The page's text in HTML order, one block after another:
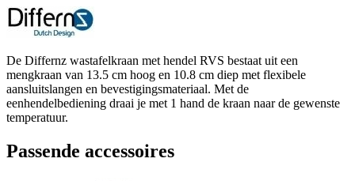
De Differnz wastafelkraan met hendel RVS bestaat uit een
mengkraan van 13.5 cm hoog en 10.8 cm diep met flexibele
aansluitslangen en bevestigingsmateriaal. Met de
eenhendelbediening draai je met 1 hand de kraan naar de gewenste
temperatuur.
Passende accessoires